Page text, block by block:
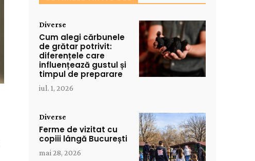
Diverse
Cum alegi cărbunele
de grătar potrivit:
diferențele care
influențează gustul și
timpul de preparare
iul. 1, 2026
Diverse
Ferme de vizitat cu
copiii lângă București
mai 28, 2026